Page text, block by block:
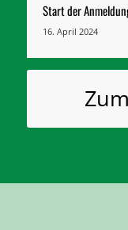
Start der
16. April 2024